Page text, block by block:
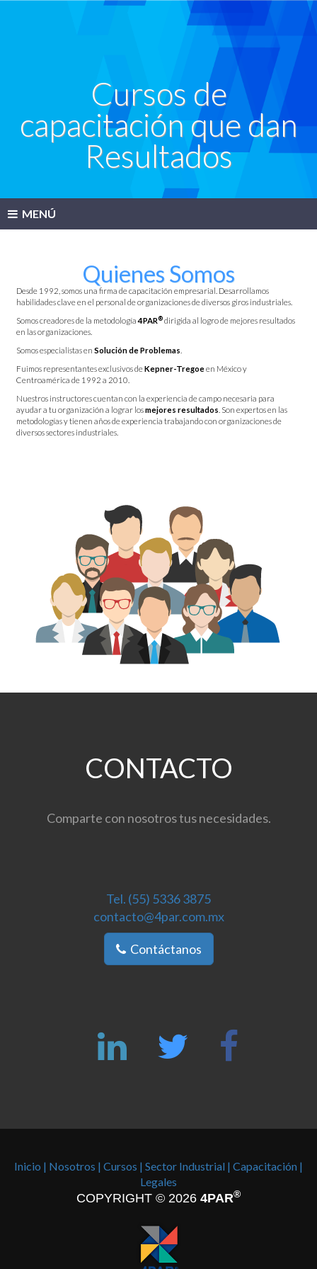
Cursos de
capacitación que dan
Resultados
MENÚ
Quienes Somos
Desde 1992, somos una firma de capacitación empresarial. Desarrollamos
habilidades clave en el personal de organizaciones de diversos giros industriales.
Somos creadores de la metodología4PAR® dirigida al logro de mejores resultados
en las organizaciones.
Somos especialistas enSolución de Problemas
Fuimos representantes exclusivos deKepner-Tregoeen México y
Centroamérica de 1992 a 2010.
Nuestros instructores cuentan con la experiencia de campo necesaria para
ayudar a tu organización a lograr losmejores resultados . Son expertos en las
metodologías y tienen años de experiencia trabajando con organizaciones de
diversos sectores industriales.
CONTACTO
Comparte con nosotros tus necesidades.
Tel. (55) 5336 3875
contacto@4par.com.mx
Contáctanos
Inicio | Nosotros | Cursos | Sector Industrial | Capacitación |
Legales
COPYRIGHT © 2026 4PAR®